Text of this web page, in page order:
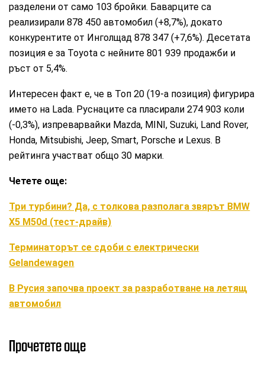
разделени от само 103 бройки. Баварците са
реализирали 878 450 автомобил (+8,7%), докато
конкурентите от Инголщад 878 347 (+7,6%). Десетата
позиция е за Toyota с нейните 801 939 продажби и
ръст от 5,4%.
Интересен факт е, че в Топ 20 (19-а позиция) фигурира
името на Lada. Руснаците са пласирали 274 903 коли
(-0,3%), изпреварвайки Mazda, MINI, Suzuki, Land Rover,
Honda, Mitsubishi, Jeep, Smart, Porsche и Lexus. В
рейтинга участват общо 30 марки.
Четете още:
Три турбини? Да, с толкова разполага звярът BMW
X5 M50d (тест-драйв)
Терминаторът се сдоби с електрически
Gelandewagen
В Русия започва проект за разработване на летящ
автомобил
Прочетете още